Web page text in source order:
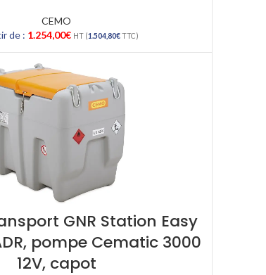
CEMO
de : 1.254,00€ HT (1.504,80€TTC)
GNR Station Easy
pompe Cematic 3000
12V, capot